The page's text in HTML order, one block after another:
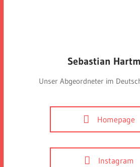
Sebastian
Unser Abgeordneter im
Homepage
Instagram